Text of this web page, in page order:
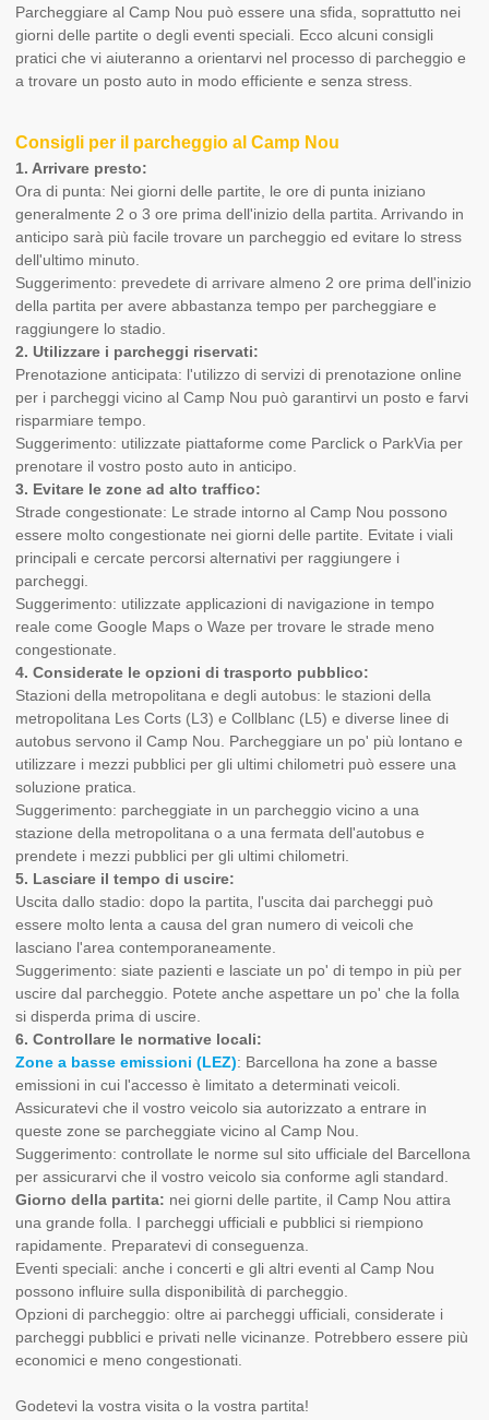
Parcheggiare al Camp Nou può essere una sfida, soprattutto nei
giorni delle partite o degli eventi speciali. Ecco alcuni consigli
pratici che vi aiuteranno a orientarvi nel processo di parcheggio e
a trovare un posto auto in modo efficiente e senza stress.
Consigli per il parcheggio al Camp Nou
1. Arrivare presto:
Ora di punta: Nei giorni delle partite, le ore di punta iniziano
generalmente 2 o 3 ore prima dell'inizio della partita. Arrivando in
anticipo sarà più facile trovare un parcheggio ed evitare lo stress
dell'ultimo minuto.
Suggerimento: prevedete di arrivare almeno 2 ore prima dell'inizio
della partita per avere abbastanza tempo per parcheggiare e
raggiungere lo stadio.
2. Utilizzare i parcheggi riservati:
Prenotazione anticipata: l'utilizzo di servizi di prenotazione online
per i parcheggi vicino al Camp Nou può garantirvi un posto e farvi
risparmiare tempo.
Suggerimento: utilizzate piattaforme come Parclick o ParkVia per
prenotare il vostro posto auto in anticipo.
3. Evitare le zone ad alto traffico:
Strade congestionate: Le strade intorno al Camp Nou possono
essere molto congestionate nei giorni delle partite. Evitate i viali
principali e cercate percorsi alternativi per raggiungere i
parcheggi.
Suggerimento: utilizzate applicazioni di navigazione in tempo
reale come Google Maps o Waze per trovare le strade meno
congestionate.
4. Considerate le opzioni di trasporto pubblico:
Stazioni della metropolitana e degli autobus: le stazioni della
metropolitana Les Corts (L3) e Collblanc (L5) e diverse linee di
autobus servono il Camp Nou. Parcheggiare un po' più lontano e
utilizzare i mezzi pubblici per gli ultimi chilometri può essere una
soluzione pratica.
Suggerimento: parcheggiate in un parcheggio vicino a una
stazione della metropolitana o a una fermata dell'autobus e
prendete i mezzi pubblici per gli ultimi chilometri.
5. Lasciare il tempo di uscire:
Uscita dallo stadio: dopo la partita, l'uscita dai parcheggi può
essere molto lenta a causa del gran numero di veicoli che
lasciano l'area contemporaneamente.
Suggerimento: siate pazienti e lasciate un po' di tempo in più per
uscire dal parcheggio. Potete anche aspettare un po' che la folla
si disperda prima di uscire.
6. Controllare le normative locali:
Zone a basse emissioni (LEZ): Barcellona ha zone a basse
emissioni in cui l'accesso è limitato a determinati veicoli.
Assicuratevi che il vostro veicolo sia autorizzato a entrare in
queste zone se parcheggiate vicino al Camp Nou.
Suggerimento: controllate le norme sul sito ufficiale del Barcellona
per assicurarvi che il vostro veicolo sia conforme agli standard.
Giorno della partita: nei giorni delle partite, il Camp Nou attira
una grande folla. I parcheggi ufficiali e pubblici si riempiono
rapidamente. Preparatevi di conseguenza.
Eventi speciali: anche i concerti e gli altri eventi al Camp Nou
possono influire sulla disponibilità di parcheggio.
Opzioni di parcheggio: oltre ai parcheggi ufficiali, considerate i
parcheggi pubblici e privati nelle vicinanze. Potrebbero essere più
economici e meno congestionati.
Godetevi la vostra visita o la vostra partita!